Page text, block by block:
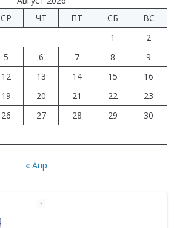
СР ЧТ ПТ СБ
ВС
1
2
5 6 7 8
9
12 13 14 15
16
19 20 21 22
23
26 27 28 29
30
« Апр